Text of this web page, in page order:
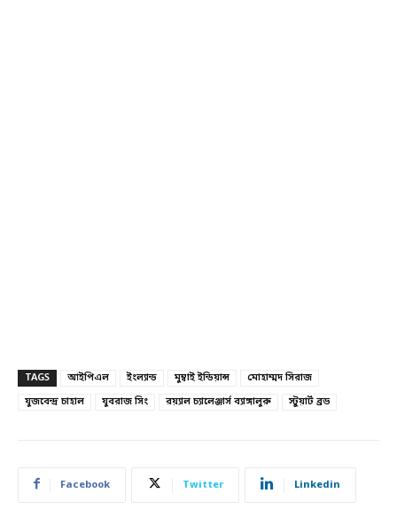
TAGS আইপিএল ইংল্যান্ড মুম্বাই ইন্ডিয়ান্স
মোহাম্মদ সিরাজ
যুজবেন্দ্র চাহাল
যুবরাজ সিং রয়্যাল চ্যালেঞ্জার্স ব্যাঙ্গালুরু স্টুয়ার্ট ব্রড
Facebook Twitter Linkedin